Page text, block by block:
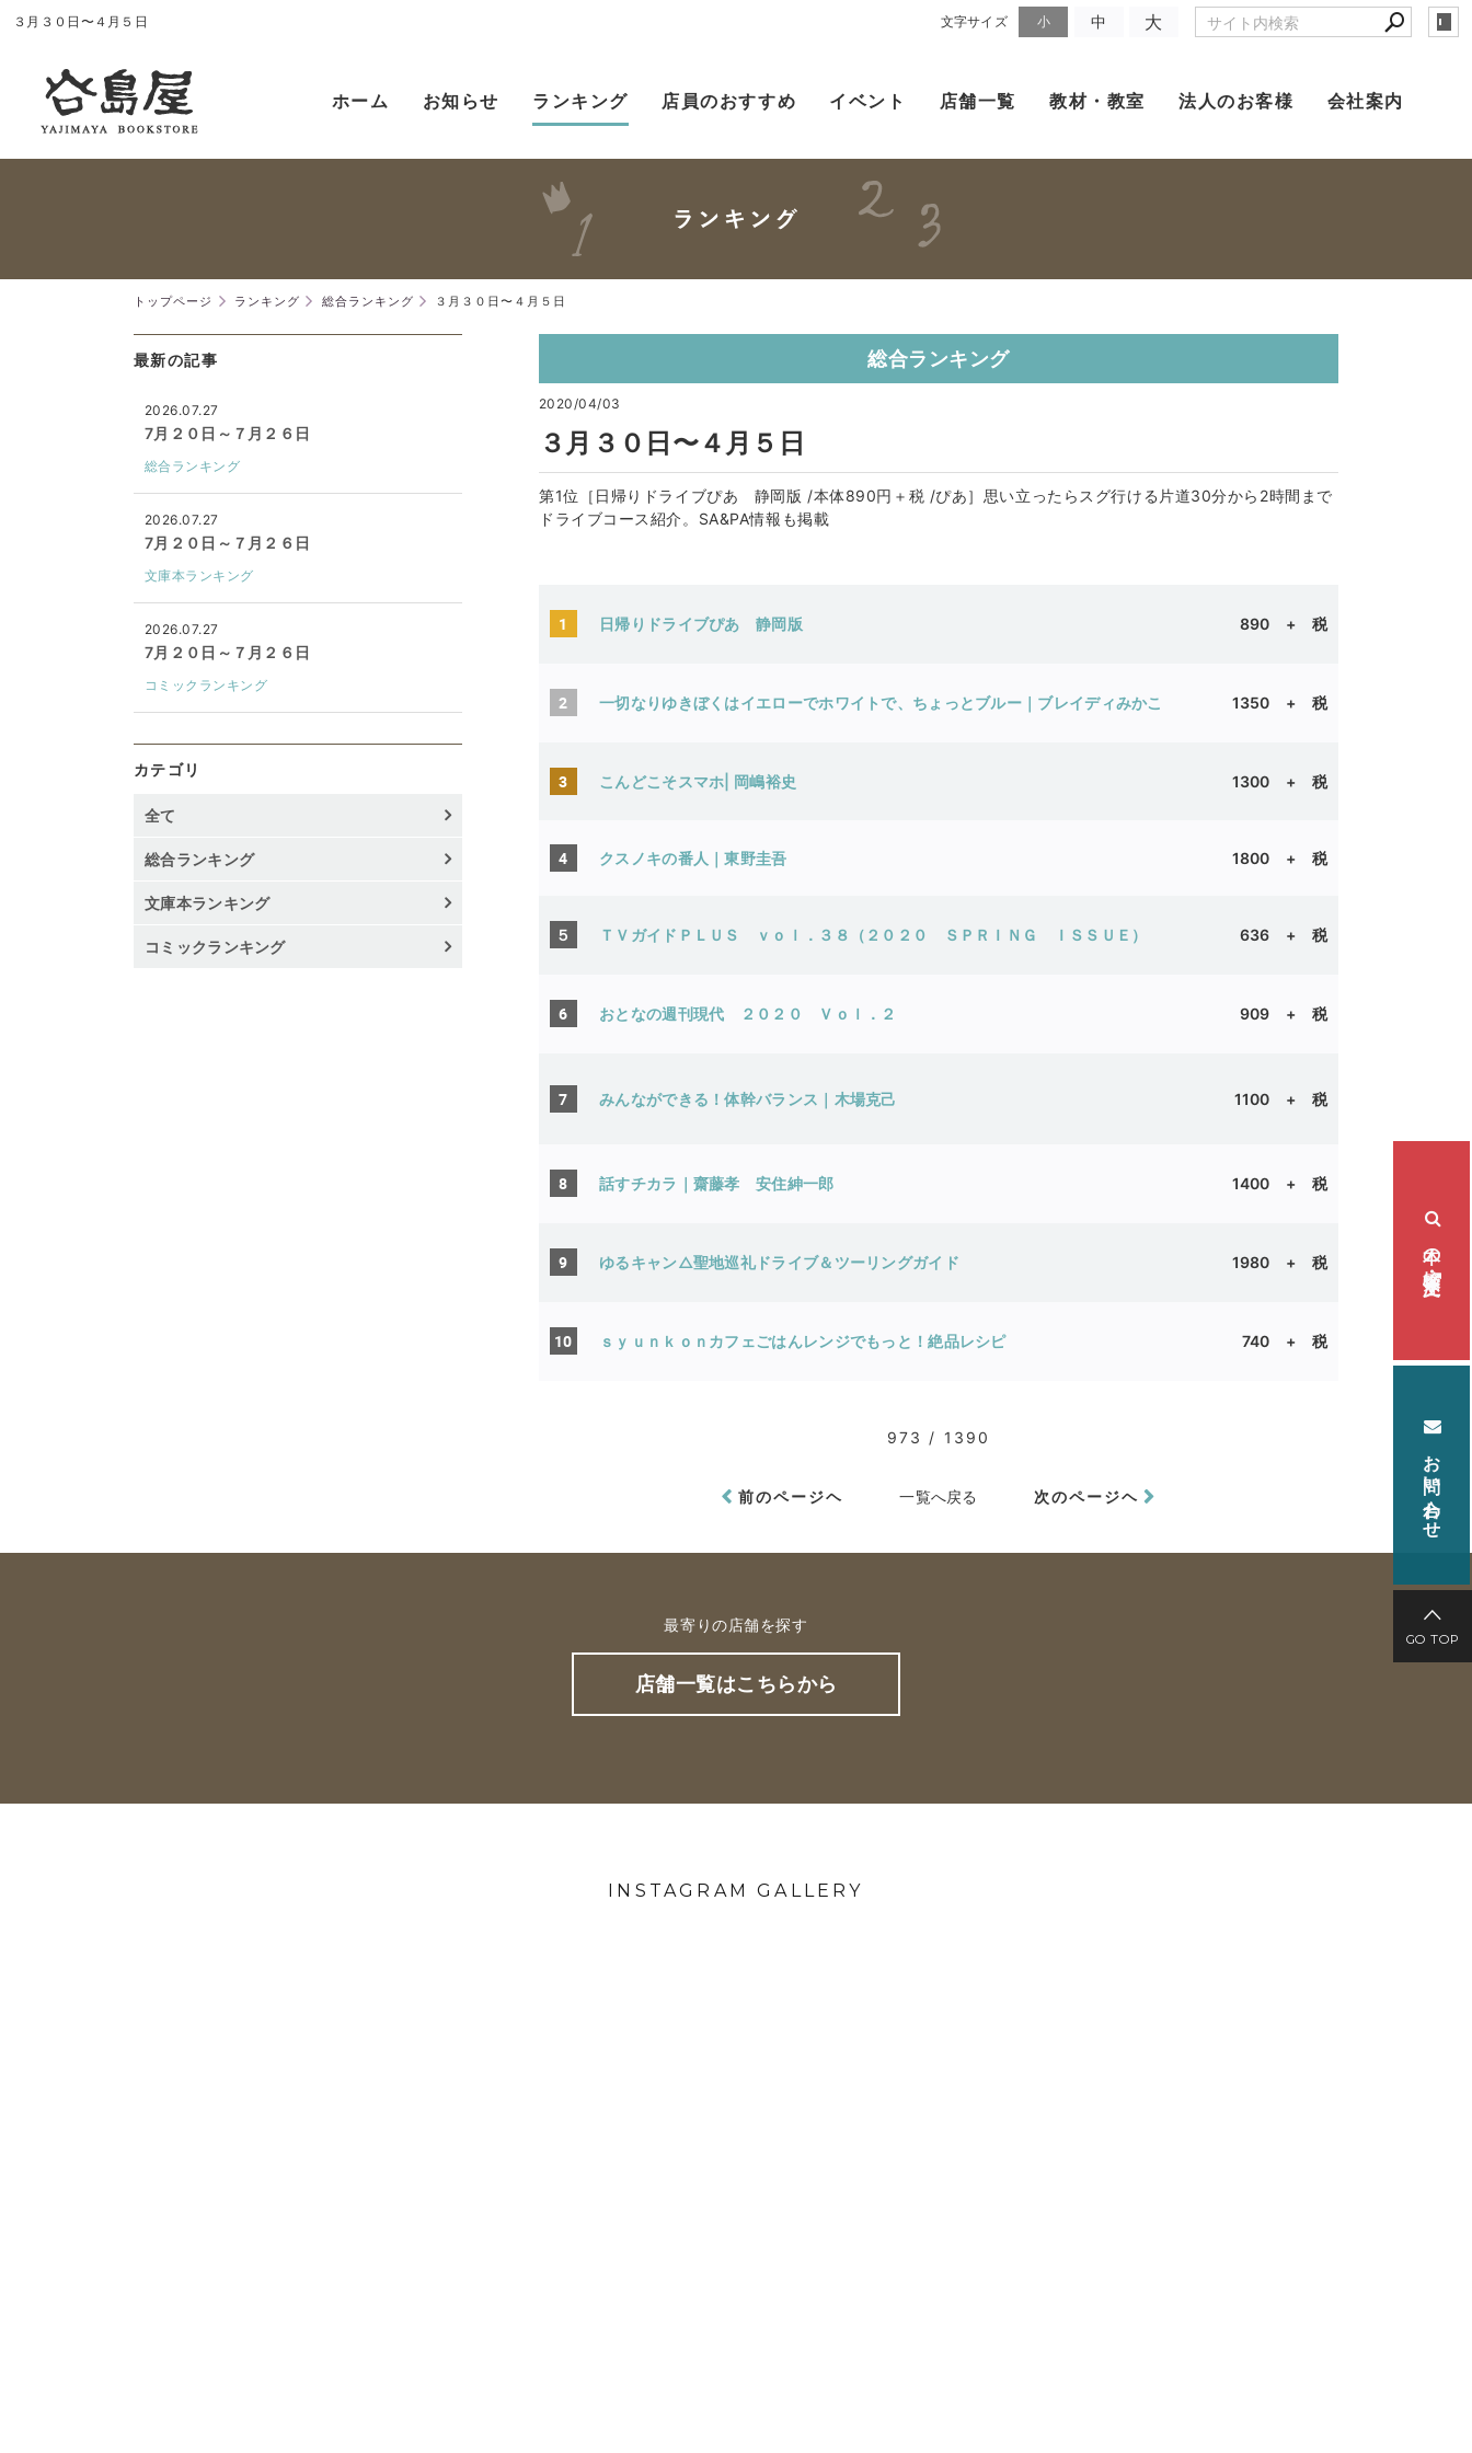
３月３０日〜４月５日 文字サイズ 小 中 大
本の検索・注文
お問い合わせ
GO TOP
ホーム お知らせ ランキング 店員のおすすめ イベント 店舗一覧 教材・教室 法人のお客様 会社案内
トップページ ランキング 総合ランキング ３月３０日〜４月５日
総合ランキング
2020/04/03
３月３０日〜４月５日
第1位［日帰りドライブぴあ 静岡版 /本体890円＋税 /ぴあ］思い立ったらスグ行ける片道30分から2時間まで
ドライブコース紹介。SA&PA情報も掲載
1 日帰りドライブぴあ 静岡版 890 + 税
2 一切なりゆきぼくはイエローでホワイトで、ちょっとブルー｜ブレイディみかこ 1350 + 税
3 こんどこそスマホ| 岡嶋裕史 1300 + 税
4 クスノキの番人 ｜東野圭吾 1800 + 税
５ ＴＶガイドＰＬＵＳ ｖｏｌ．３８（２０２０ ＳＰＲＩＮＧ ＩＳＳＵＥ） 636 + 税
6 おとなの週刊現代 ２０２０ Ｖｏｌ．２ 909 + 税
7 みんなができる！体幹バランス｜木場克己 1100 + 税
8 話すチカラ｜齋藤孝 安住紳一郎 1400 + 税
9 ゆるキャン△聖地巡礼ドライブ＆ツーリングガイド 1980 + 税
10 ｓｙｕｎｋｏｎカフェごはんレンジでもっと！絶品レシピ 740 + 税
973 / 1390
前のページヘ 一覧へ戻る 次のページヘ
最新の記事
2026.07.27
7月２０日～７月２６日
総合ランキング
2026.07.27
7月２０日～７月２６日
文庫本ランキング
2026.07.27
7月２０日～７月２６日
コミックランキング
カテゴリ
全て
総合ランキング
文庫本ランキング
コミックランキング
最寄りの店舗を探す
店舗一覧はこちらから
INSTAGRAM GALLERY